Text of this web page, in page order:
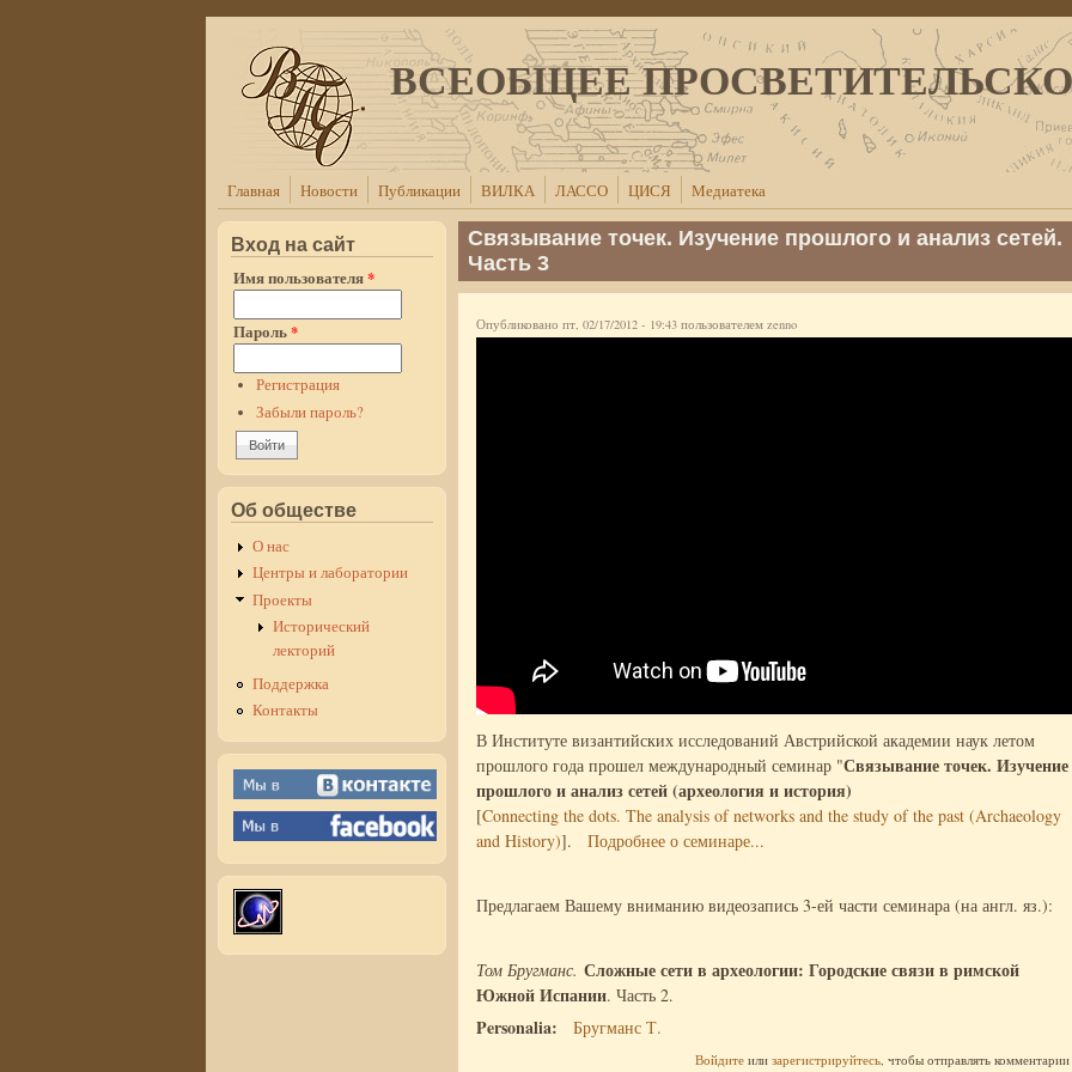
ВСЕОБЩЕЕ
Главная Новости Публикации ВИЛКА ЛАССО ЦИСЯ Медиатека
Вход на сайт
Имя пользователя*
Пароль*
Регистрация
Забыли пароль?
Об обществе
О нас
Центры и лаборатории
Проекты
Исторический
лекторий
Поддержка
Контакты
Связывание точек. Изучение прошлого и анализ сетей.
Часть 3
Опубликовано пт, 02/17/2012 - 19:43 пользователем zenno
В Институте византийских исследований Австрийской академии наук летом
прошлого года прошел международный семинар "Связывание точек. Изучение
прошлого и анализ сетей (археология и история)
[Connecting the dots. The analysis of networks and the study of the past (Archaeology
and History)]. Подробнее о семинаре...
Предлагаем Вашему вниманию видеозапись 3-ей части семинара (на англ. яз.):
Том Бругманс. Сложные сети в археологии: Городские связи в римской
Южной Испании. Часть 2.
Personalia: Бругманс Т.
Войдитеили зарегистрируйтесь, чтобы отправлять комментарии